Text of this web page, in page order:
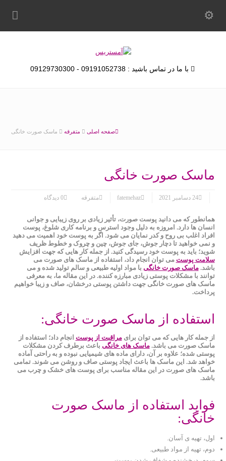
با ما در تماس باشید : 09191052738 - 09129730300
صفحه اصلی متفرقه ماسک صورت خانگی
ماسک صورت خانگی
24 دسامبر 2021 fatemehaz متفرقه 0 دیدگاه
همانطور که می دانید پوست صورت، تأثیر زیادی بر روی زیبایی و جوانی
انسان‌ ها دارد. امروزه به دلیل وجود استرس و برنامه کاری شلوغ، پوست
افراد اغلب بی ‌روح و کدر نمایان می‌ شود. اگر به پوست خود اهمیت می دهید
و نمی خواهید تا دچار جوش، جای جوش، چین و چروک و خطوط ظریف
شوید؛ باید به پوست خود رسیدگی کنید. از جمله کار هایی که جهت افزایش
سلامت پوست می توان انجام داد، استفاده از ماسک های صورت می
باشد.ماسک صورت خانگی با مواد اولیه طبیعی و سالم تولید شده و می
توانند با مشکلات پوستی زیادی مبارزه کننده. در این مقاله ما، به معرفی
ماسک های صورت خانگی جهت داشتن پوستی درخشان، صاف و زیبا خواهیم
پرداخت.
استفاده از ماسک صورت خانگی:
از جمله کار هایی که می ‌توان برایمراقبت از پوست انجام داد؛ استفاده از
ماسک صورت می باشد.ماسک های خانگی باعث برطرف کردن مشکلات
پوستی شده؛ علاوه بر آن، دارای ماده ‌های شیمیایی نبوده و به راحتی آماده
خواهد شد. این ماسک ها باعث ایجاد پوستی صاف و روشن می شوند. تمامی
ماسک های صورت در این مقاله مناسب برای پوست های خشک و چرب می
باشد.
فواید استفاده از ماسک صورت
خانگی:
اول، تهیه ی آسان.
دوم، تهیه از مواد طبیعی.